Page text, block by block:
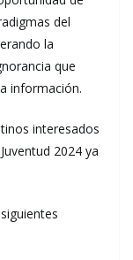
del
la
que
información.
interesados
2024 ya